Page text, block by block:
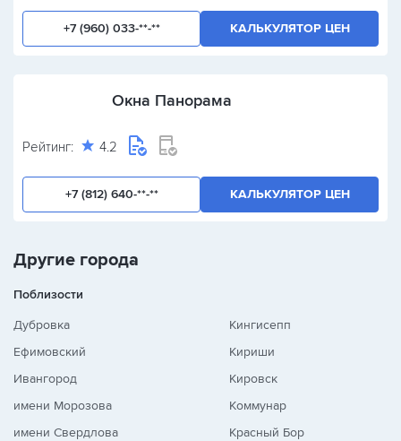
+7 (960) 033-**-** КАЛЬКУЛЯТОР ЦЕН
Окна Панорама
Рейтинг: 4.2
+7 (812) 640-**-** КАЛЬКУЛЯТОР ЦЕН
Другие города
Поблизости
Дубровка
Ефимовский
Ивангород
имени Морозова
имени Свердлова
Кингисепп
Кириши
Кировск
Коммунар
Красный Бор